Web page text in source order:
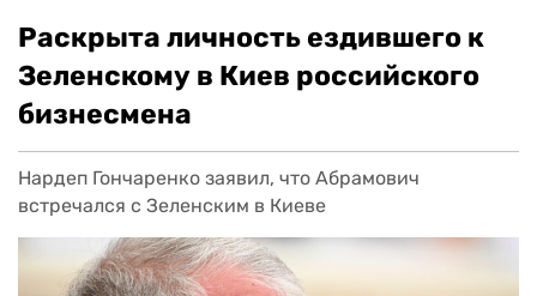
Раскрыта личность ездившего к
Зеленскому в Киев российского
бизнесмена
Нардеп Гончаренко заявил, что Абрамович
встречался с Зеленским в Киеве